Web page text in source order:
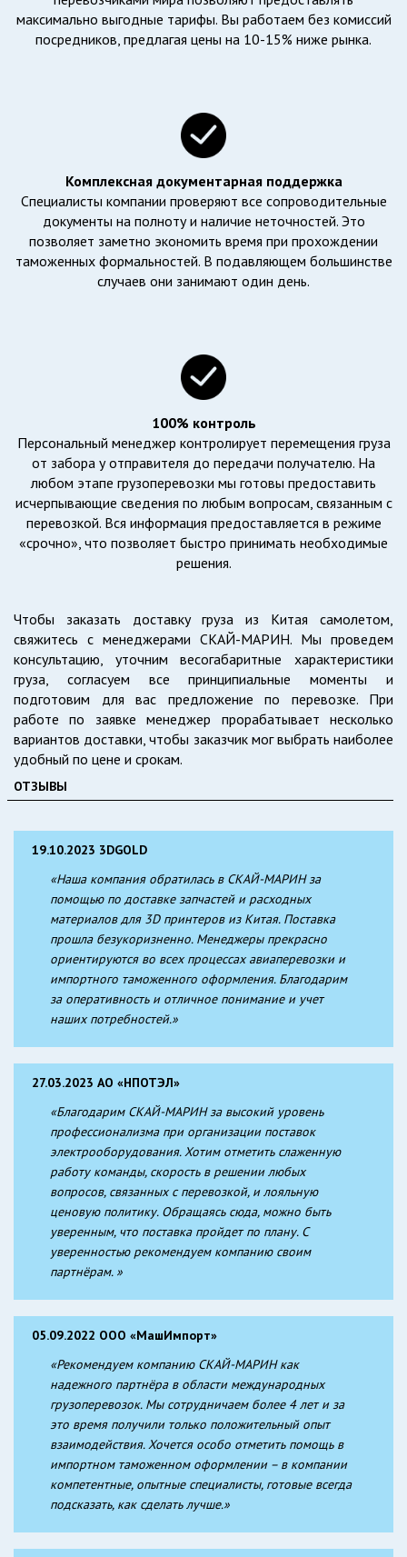
максимально выгодные тарифы. Вы работаем без комиссий
посредников, предлагая цены на 10-15% ниже рынка.
Комплексная документарная поддержка
Специалисты компании проверяют все сопроводительные
документы на полноту и наличие неточностей. Это
позволяет заметно экономить время при прохождении
таможенных формальностей. В подавляющем большинстве
случаев они занимают один день.
100% контроль
Персональный менеджер контролирует перемещения груза
от забора у отправителя до передачи получателю. На
любом этапе грузоперевозки мы готовы предоставить
исчерпывающие сведения по любым вопросам, связанным с
перевозкой. Вся информация предоставляется в режиме
«срочно», что позволяет быстро принимать необходимые
решения.
Чтобы заказать доставку груза из Китая самолетом,
свяжитесь с менеджерами СКАЙ-МАРИН. Мы проведем
консультацию, уточним весогабаритные характеристики
груза, согласуем все принципиальные моменты и
подготовим для вас предложение по перевозке. При
работе по заявке менеджер прорабатывает несколько
вариантов доставки, чтобы заказчик мог выбрать наиболее
удобный по цене и срокам.
ОТЗЫВЫ
19.10.2023 3DGOLD
«Наша компания обратилась в СКАЙ-МАРИН за
помощью по доставке запчастей и расходных
материалов для 3D принтеров из Китая. Поставка
прошла безукоризненно. Менеджеры прекрасно
ориентируются во всех процессах авиаперевозки и
импортного таможенного оформления. Благодарим
за оперативность и отличное понимание и учет
наших потребностей.»
27.03.2023 АО «НПОТЭЛ»
«Благодарим СКАЙ-МАРИН за высокий уровень
профессионализма при организации поставок
электрооборудования. Хотим отметить слаженную
работу команды, скорость в решении любых
вопросов, связанных с перевозкой, и лояльную
ценовую политику. Обращаясь сюда, можно быть
уверенным, что поставка пройдет по плану. С
уверенностью рекомендуем компанию своим
партнёрам. »
05.09.2022 ООО «МашИмпорт»
«Рекомендуем компанию СКАЙ-МАРИН как
надежного партнёра в области международных
грузоперевозок. Мы сотрудничаем более 4 лет и за
это время получили только положительный опыт
взаимодействия. Хочется особо отметить помощь в
импортном таможенном оформлении – в компании
компетентные, опытные специалисты, готовые всегда
подсказать, как сделать лучше.»